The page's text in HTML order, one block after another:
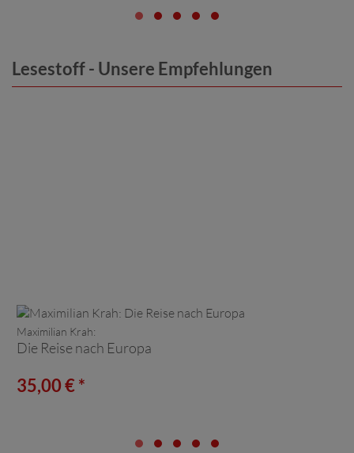
Lesestoff - Unsere Empfehlungen
Maximilian Krah:
Die Reise nach Europa
35,00 € *